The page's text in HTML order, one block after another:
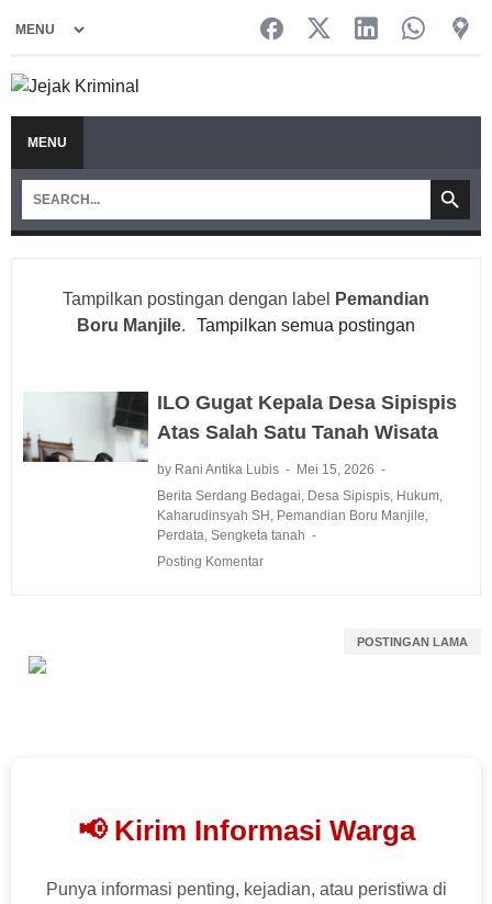
MENU
Tampilkan postingan dengan label
Pemandian
Boru Manjile. Tampilkan semua postingan
ILO Gugat Kepala Desa Sipispis
Atas Salah Satu Tanah Wisata
by Rani Antika Lubis
Mei 15, 2026
Berita Serdang Bedagai Desa Sipispis, Hukum,
Kaharudinsyah SH Pemandian Boru Manjile
Perdata Sengketa tanah
Posting Komentar
POSTINGAN LAMA
📢 Kirim Informasi Warga
Punya informasi penting, kejadian, atau peristiwa di